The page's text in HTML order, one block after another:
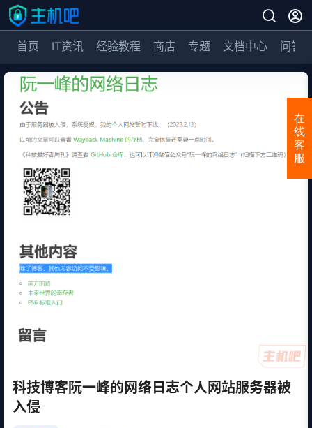
首页 IT资讯 经验教程 商店 专题 文档中心 问答
科技博客阮一峰的网络日志个人网站服务器被
入侵
在
线
客
服